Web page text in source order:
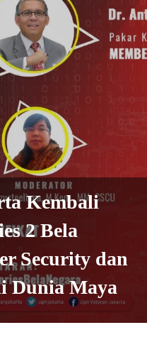
Kembali
2 Bela
Security dan
Dunia Maya